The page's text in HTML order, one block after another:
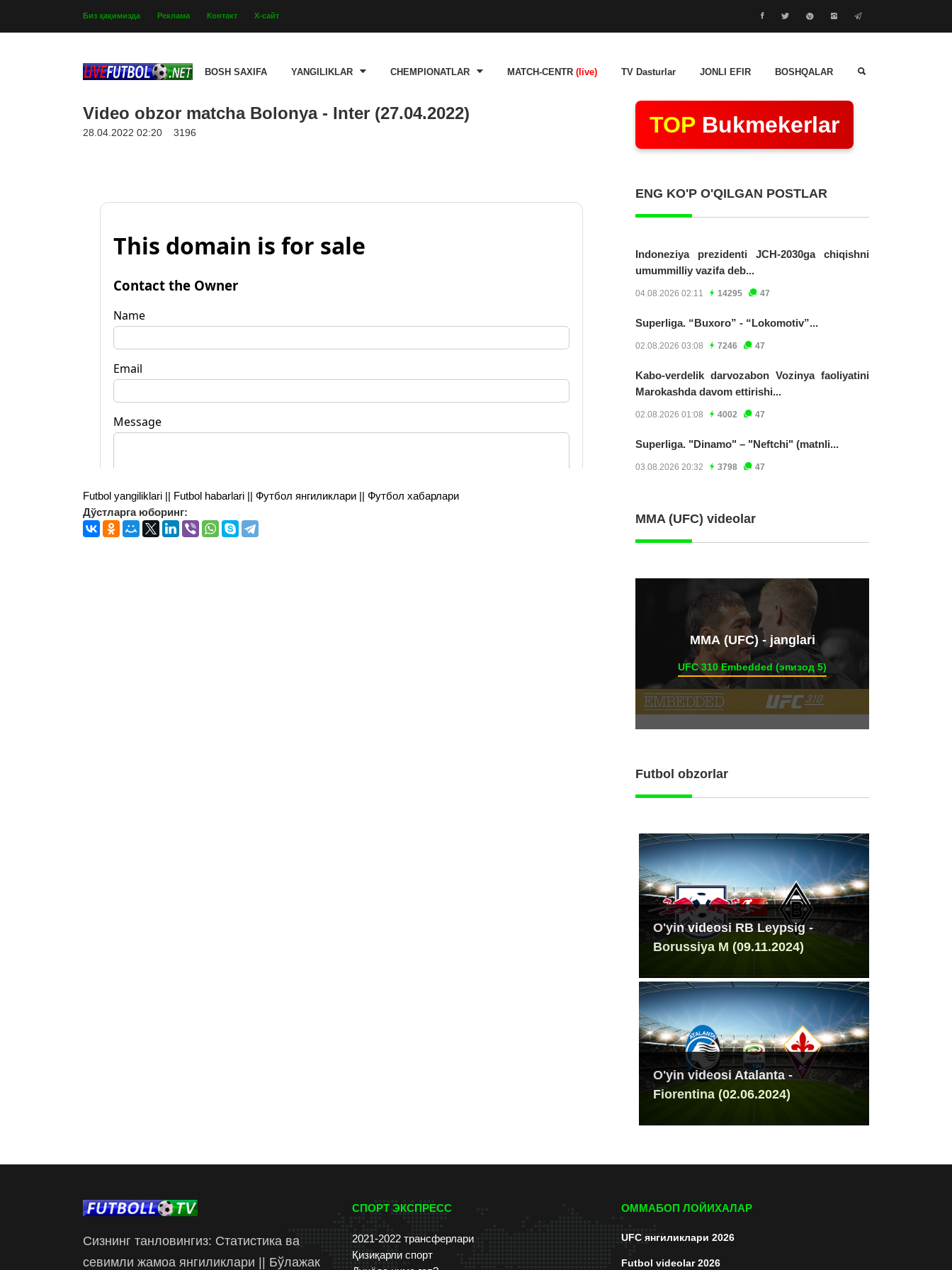
Биз ҳақимизда Реклама Контакт Х-сайт
BOSH SAXIFA YANGILIKLAR CHEMPIONATLAR MATCH-CENTR (live) TV Dasturlar JONLI EFIR BOSHQALAR
Video obzor matcha Bolonya - Inter (27.04.2022)
28.04.2022 02:20 3196
Futbol yangiliklari || Futbol habarlari || Футбол янгиликлари || Футбол хабарлари
Дўстларга юборинг:
TOP Bukmekerlar
ENG KO'P O'QILGAN POSTLAR
Indoneziya prezidenti JCH-2030ga chiqishni
umummilliy vazifa deb...
04.08.2026 02:11 14295 47
Superliga. “Buxoro” - “Lokomotiv”...
02.08.2026 03:08 7246 47
Kabo-verdelik darvozabon Vozinya faoliyatini
Marokashda davom ettirishi...
02.08.2026 01:08 4002 47
Superliga. "Dinamo" – "Neftchi" (matnli...
03.08.2026 20:32 3798 47
MMA (UFC) videolar
ММА (UFC) - janglari
UFC 310 Embedded (эпизод 5)
Futbol obzorlar
O'yin videosi RB Leypsig -
Borussiya M (09.11.2024)
O'yin videosi Atalanta -
Fiorentina (02.06.2024)
Сизнинг танловингиз: Статистика ва
севимли жамоа янгиликлари || Бўлажак
СПОРТ ЭКСПРЕСС
2021-2022 трансферлари
Қизиқарли спорт
ОММАБОП ЛОЙИХАЛАР
UFC янгиликлари 2026
Futbol videolar 2026